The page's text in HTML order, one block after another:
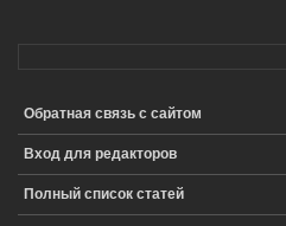
ПОДВАЛ
Обратная связь с сайтом
Вход для редакторов
Полный список статей